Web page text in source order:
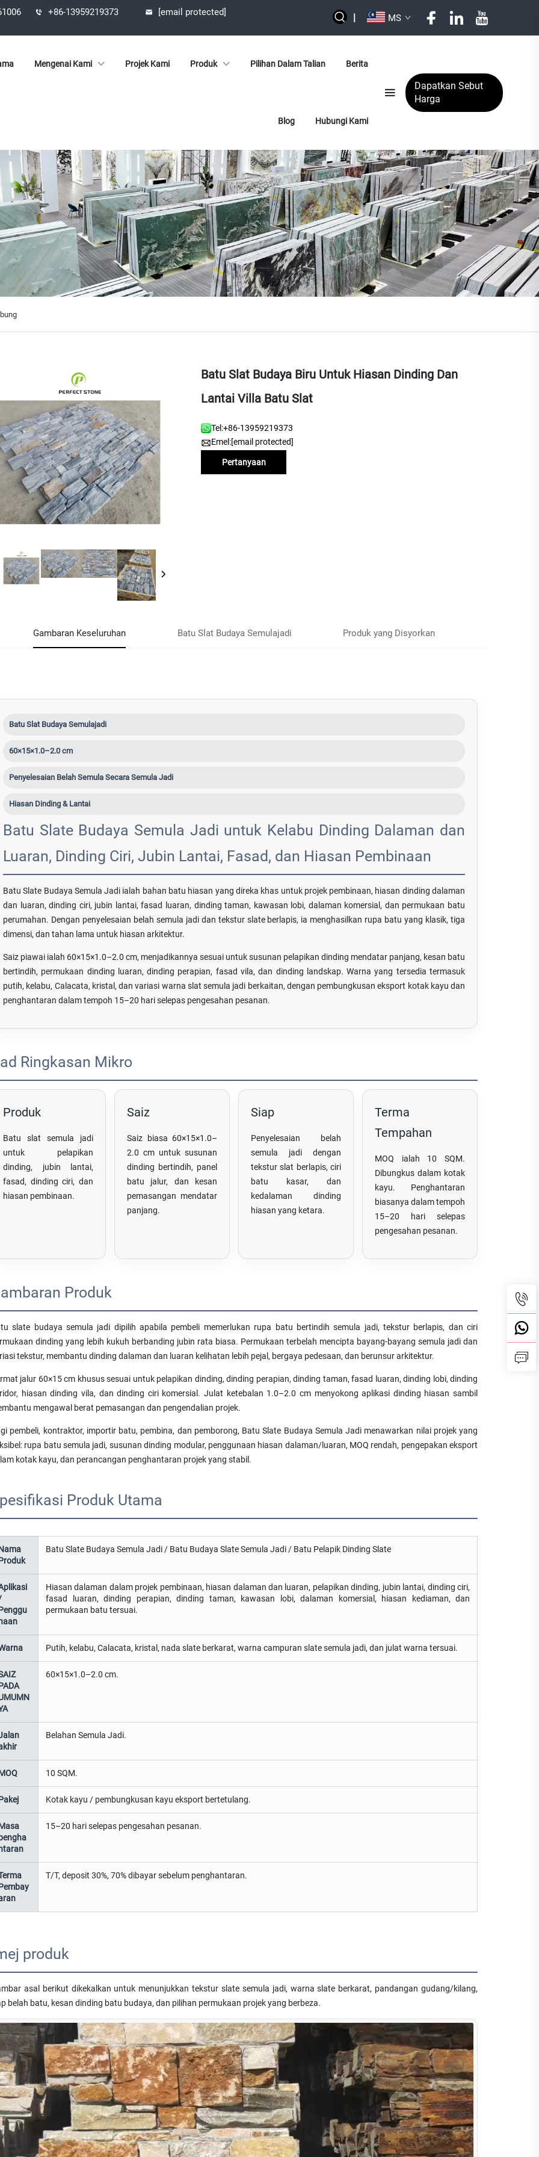
+86-13959219373 [email protected] | MS
Mengenai Kami Projek Kami Produk Pilihan Dalam Talian Berita
Blog Hubungi Kami
Dapatkan Sebut
Harga
Batu Slat Budaya Biru Untuk Hiasan Dinding Dan
Lantai Villa Batu Slat
Tel:+86-13959219373
Emel:[email protected]
Pertanyaan
Gambaran Keseluruhan Batu Slat Budaya Semulajadi Produk yang Disyorkan
Batu Slat Budaya Semulajadi
60×15×1.0–2.0 cm
Penyelesaian Belah Semula Secara Semula Jadi
Hiasan Dinding & Lantai
Batu Slate Budaya Semula Jadi untuk Kelabu Dinding Dalaman dan
Luaran, Dinding Ciri, Jubin Lantai, Fasad, dan Hiasan Pembinaan
Batu Slate Budaya Semula Jadi ialah bahan batu hiasan yang direka khas untuk projek pembinaan, hiasan dinding dalaman
dan luaran, dinding ciri, jubin lantai, fasad luaran, dinding taman, kawasan lobi, dalaman komersial, dan permukaan batu
perumahan. Dengan penyelesaian belah semula jadi dan tekstur slate berlapis, ia menghasilkan rupa batu yang klasik, tiga
dimensi, dan tahan lama untuk hiasan arkitektur.
Saiz piawai ialah 60×15×1.0–2.0 cm, menjadikannya sesuai untuk susunan pelapikan dinding mendatar panjang, kesan batu
bertindih, permukaan dinding luaran, dinding perapian, fasad vila, dan dinding landskap. Warna yang tersedia termasuk
putih, kelabu, Calacata, kristal, dan variasi warna slat semula jadi berkaitan, dengan pembungkusan eksport kotak kayu dan
penghantaran dalam tempoh 15–20 hari selepas pengesahan pesanan.
Ringkasan Mikro
Produk
Batu slat semula jadi
untuk pelapikan
dinding, jubin lantai,
fasad, dinding ciri, dan
hiasan pembinaan.
Saiz
Saiz biasa 60×15×1.0–
2.0 cm untuk susunan
dinding bertindih, panel
batu jalur, dan kesan
pemasangan mendatar
panjang.
Siap
Penyelesaian belah
semula jadi dengan
tekstur slat berlapis, ciri
batu kasar, dan
kedalaman dinding
hiasan yang ketara.
Terma
Tempahan
MOQ ialah 10 SQM.
Dibungkus dalam kotak
kayu. Penghantaran
biasanya dalam tempoh
15–20 hari selepas
pengesahan pesanan.
Produk
slate budaya semula jadi dipilih apabila pembeli memerlukan rupa batu bertindih semula jadi, tekstur berlapis, dan ciri
dinding yang lebih kukuh berbanding jubin rata biasa. Permukaan terbelah mencipta bayang-bayang semula jadi dan
tekstur, membantu dinding dalaman dan luaran kelihatan lebih pejal, bergaya pedesaan, dan berunsur arkitektur.
jalur 60×15 cm khusus sesuai untuk pelapikan dinding, dinding perapian, dinding taman, fasad luaran, dinding lobi, dinding
hiasan dinding vila, dan dinding ciri komersial. Julat ketebalan 1.0–2.0 cm menyokong aplikasi dinding hiasan sambil
mengawal berat pemasangan dan pengendalian projek.
pembeli, kontraktor, importir batu, pembina, dan pemborong, Batu Slate Budaya Semula Jadi menawarkan nilai projek yang
rupa batu semula jadi, susunan dinding modular, penggunaan hiasan dalaman/luaran, MOQ rendah, pengepakan eksport
kotak kayu, dan perancangan penghantaran projek yang stabil.
Produk Utama
Batu Slate Budaya Semula Jadi / Batu Budaya Slate Semula Jadi / Batu Pelapik Dinding Slate
Hiasan dalaman dalam projek pembinaan, hiasan dalaman dan luaran, pelapikan dinding, jubin lantai, dinding ciri,
fasad luaran, dinding perapian, dinding taman, kawasan lobi, dalaman komersial, hiasan kediaman, dan
permukaan batu tersuai.
Putih, kelabu, Calacata, kristal, nada slate berkarat, warna campuran slate semula jadi, dan julat warna tersuai.
60×15×1.0–2.0 cm.
Belahan Semula Jadi.
10 SQM.
Kotak kayu / pembungkusan kayu eksport bertetulang.
15–20 hari selepas pengesahan pesanan.
T/T, deposit 30%, 70% dibayar sebelum penghantaran.
produk
asal berikut dikekalkan untuk menunjukkan tekstur slate semula jadi, warna slate berkarat, pandangan gudang/kilang,
belah batu, kesan dinding batu budaya, dan pilihan permukaan projek yang berbeza.